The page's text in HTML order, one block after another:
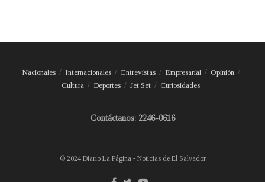
Nacionales Internacionales Entrevistas Empresarial
Opinión
Cultura
Deportes Jet Set Curiosidades
Contáctanos: 2246-0616
© 2024 Diario La Página - Noticias de El Salvador